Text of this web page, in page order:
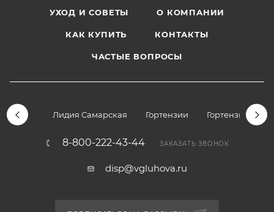
УХОД И СОВЕТЫ О КОМПАНИИ
КАК КУПИТЬ КОНТАКТЫ
ЧАСТЫЕ ВОПРОСЫ
Лидия Самарская Гортензии Гортензии
8-800-222-43-44 ЗАКАЗАТЬ ЗВОНОК
disp@vgluhova.ru